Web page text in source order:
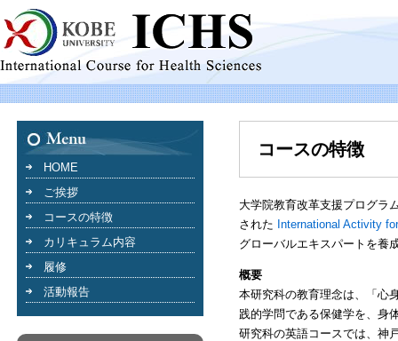
HOME
ご挨拶
コースの特徴
カリキュラム内容
履修
活動報告
コースの特徴
大学院教育改革支援プログラ
された International Activity
グローバルエキスパートを養
概要
本研究科の教育理念は、「心
践的学問である保健学を、身
研究科の英語コースでは、神